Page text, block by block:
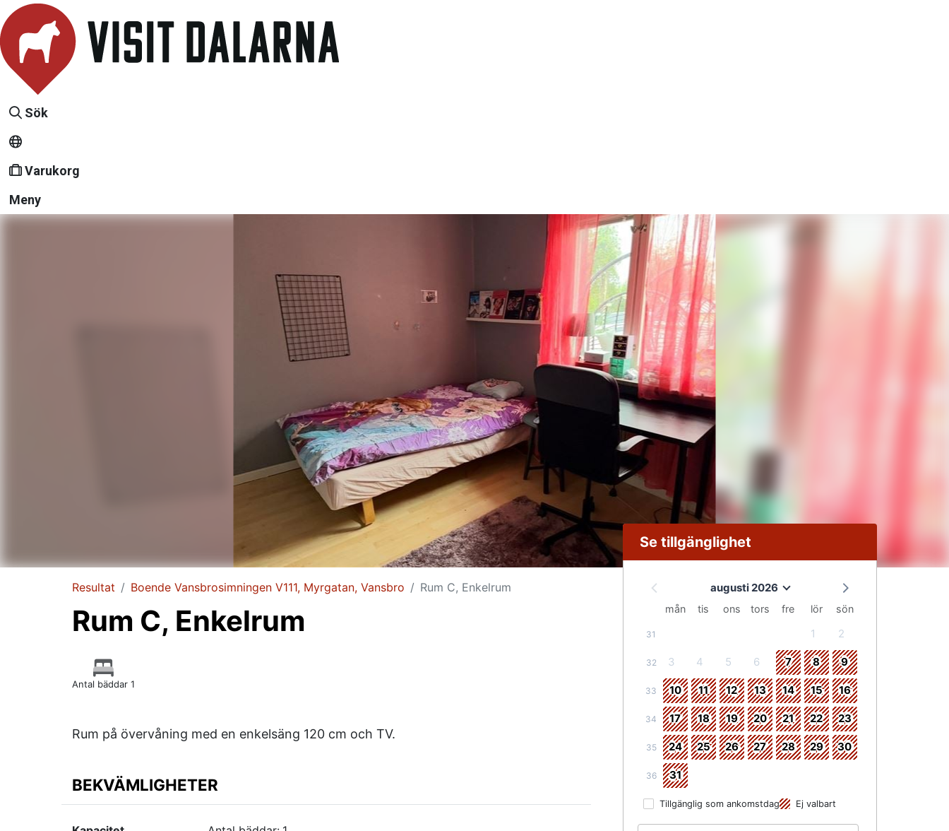
Sök
Varukorg
Meny
Resultat Boende Vansbrosimningen V111, Myrgatan, Vansbro Rum C, Enkelrum
Rum C, Enkelrum
Antal bäddar 1
Rum på övervåning med en enkelsäng 120 cm och TV.
BEKVÄMLIGHETER
Se tillgänglighet
augusti 2026
mån tis ons tors fre lör sön
31 1 2
32 3 4 5 6 7 8 9
33 10 11 12 13 14 15 16
34 17 18 19 20 21 22 23
35 24 25 26 27 28 29 30
36 31
Tillgänglig som ankomstdag Ej valbart